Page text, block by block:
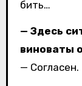
бить…
— Здесь
виноваты
— Согласен.